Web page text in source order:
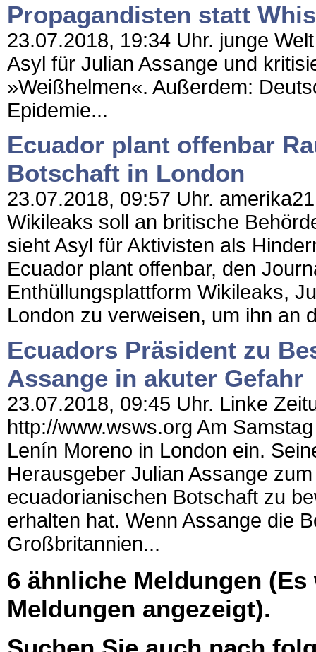
Propagandisten statt
23.07.2018, 19:34 Uhr. junge
Asyl für Julian Assange und
»Weißhelmen«. Außerdem:
Epidemie...
Ecuador plant offenbar
Botschaft in London
23.07.2018, 09:57 Uhr.
Wikileaks soll an britische
sieht Asyl für Aktivisten als
Ecuador plant offenbar, den
Enthüllungsplattform Wikileaks,
London zu verweisen, um ihn an
Ecuadors Präsident zu
Assange in akuter Gefahr
23.07.2018, 09:45 Uhr. Linke
http://www.wsws.org Am
Lenín Moreno in London ein.
Herausgeber Julian Assange
ecuadorianischen Botschaft zu
erhalten hat. Wenn Assange die
Großbritannien...
6 ähnliche Meldungen
Meldungen angezeigt).